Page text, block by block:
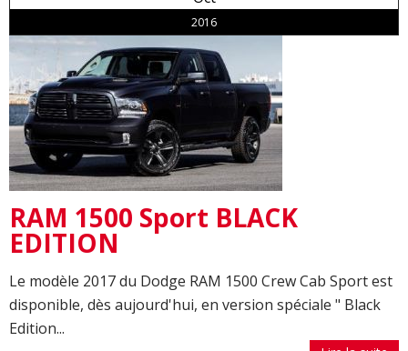
2016
RAM 1500 Sport BLACK
EDITION
Le modèle 2017 du Dodge RAM 1500 Crew Cab Sport est
disponible, dès aujourd'hui, en version spéciale " Black
Edition...